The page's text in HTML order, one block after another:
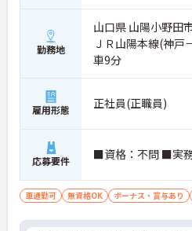
勤務地
山口県 山陽小野田
ＪＲ山陽本線(神戸
車9分
雇用形態 正社員(正職員)
応募要件 ■資格：不問 ■実
車通勤可 無資格OK ボーナス・賞与あり